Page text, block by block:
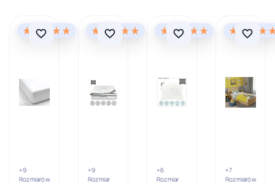
+9
Rozmiarów
+9
Rozmiar
+6
Rozmiar
+7
Rozmiarów